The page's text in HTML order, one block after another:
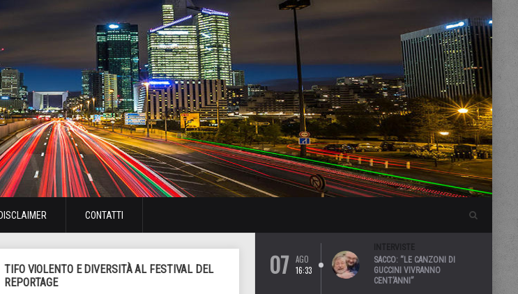
DISCLAIMER CONTATTI
TIFO VIOLENTO E DIVERSITÀ AL FESTIVAL DEL
REPORTAGE
07
AGO
16:33
INTERVISTE
SACCO: “LE CANZONI DI
GUCCINI VIVRANNO
CENT’ANNI”